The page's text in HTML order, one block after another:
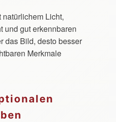
Licht,
und gut erkennbaren
das Bild, desto besser
Merkmale